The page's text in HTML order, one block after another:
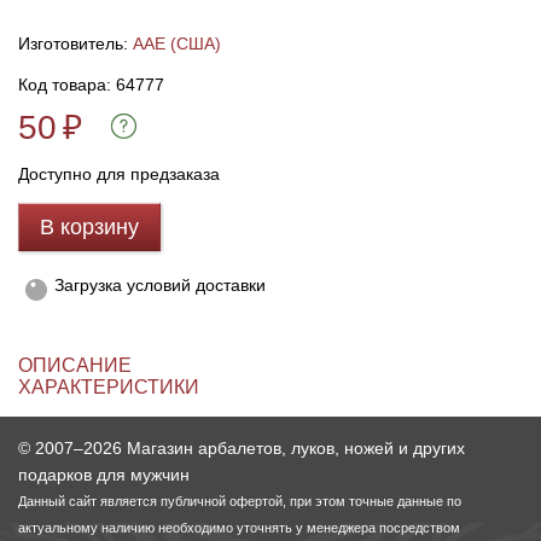
Изготовитель: AAE (США)
Код товара: 64777
50₽
Доступно для предзаказа
В корзину
Загрузка условий доставки
ОПИСАНИЕ
ХАРАКТЕРИСТИКИ
© 2007–2026 Магазин арбалетов, луков, ножей и других
подарков для мужчин
Данный сайт является публичной офертой, при этом точные данные по
актуальному наличию необходимо уточнять у менеджера посредством
Линейки для настройки лука
Полочки для лука
Кликеры для лука
Плунжеры для лука
Киссеры для лука
Ножи складные